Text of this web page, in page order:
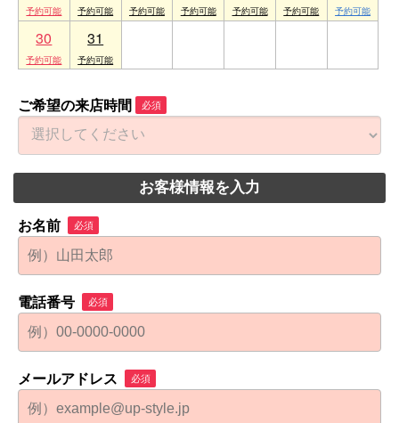
30 31
ご希望の来店時間 必須
お客様情報を入力
お名前 必須
電話番号 必須
メールアドレス 必須